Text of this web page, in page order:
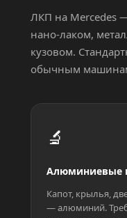
ЛКП на Mercedes
нано-лаком,
кузовом.
обычным
🔬
Алюминиевые
Капот, крылья,
— алюминий.